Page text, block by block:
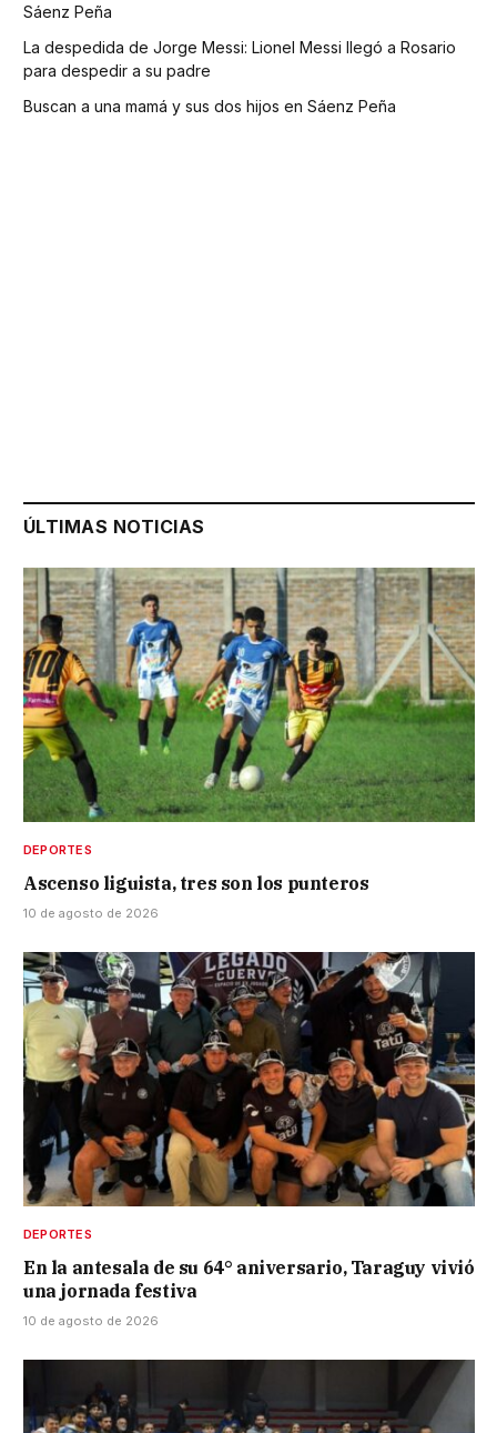
Sáenz Peña
La despedida de Jorge Messi: Lionel Messi llegó a Rosario
para despedir a su padre
Buscan a una mamá y sus dos hijos en Sáenz Peña
ÚLTIMAS NOTICIAS
DEPORTES
Ascenso liguista, tres son los punteros
10 de agosto de 2026
DEPORTES
En la antesala de su 64° aniversario, Taraguy vivió
una jornada festiva
10 de agosto de 2026